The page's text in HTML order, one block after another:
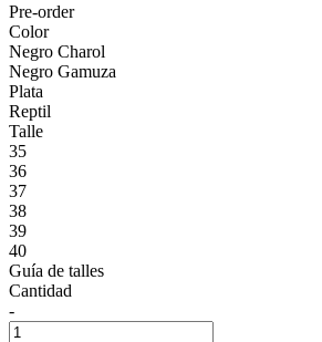
Pre-order
Color
Negro Charol
Negro Gamuza
Plata
Reptil
Talle
35
36
37
38
39
40
Guía de talles
Cantidad
-